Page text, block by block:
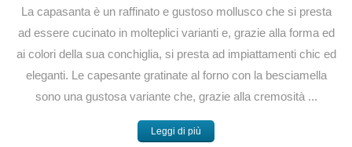
La capasanta è un raffinato e gustoso mollusco che si presta
ad essere cucinato in molteplici varianti e, grazie alla forma ed
ai colori della sua conchiglia, si presta ad impiattamenti chic ed
eleganti. Le capesante gratinate al forno con la besciamella
sono una gustosa variante che, grazie alla cremosità ...
Leggi di più